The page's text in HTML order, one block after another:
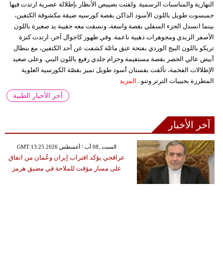
النهارية والمناسبات الرسمية. ولفتت بصيبص الأنظار بإطلالة عصرية ارتدت فيها
جمبسوت طويل باللون الأسود الداكن بقصة كورسيه ضيقة مكشوفة الكتفين،
بينما انسدل الجزء السفلي بقصة واسعة، ونسقت معه حقيبة يد صغيرة باللون
الأصفر الزبدي ومجوهرات ذهبية ناعمة. وفي ظهور كاجوال آخر، ارتدت كنزة
تريكو باللون البيج الوردي بفتحة عنق مائلة كشفت عن أحد الكتفين، مع بنطال
أبيض عالي الخصر بقصة مستقيمة وحزام جلدي رفيع باللون البني. وعلى صعيد
الإطلالات الفخمة، تألقت بفستان أسود طويل تميز بقصّة الكورسيه العلوية
المطرزة بحبيبات الترتر وتنو... المزيد
آخر الأخبار الطبية
آخر الأخبار
GMT 13:25 2026 السبت ,08 آب / أغسطس
عراقجي يؤكد اقتراب إيران وعُمان من اتفاق
على مسار مؤقت للملاحة في مضيق هرمز